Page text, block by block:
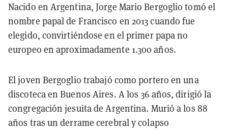
Nacido en Argentina, Jorge Mario Bergoglio tomó el
nombre papal de Francisco en 2013 cuando fue
elegido, convirtiéndose en el primer papa no
europeo en aproximadamente 1.300 años.
El joven Bergoglio trabajó como portero en una
discoteca en Buenos Aires. A los 36 años, dirigió la
congregación jesuita de Argentina. Murió a los 88
años tras un derrame cerebral y colapso